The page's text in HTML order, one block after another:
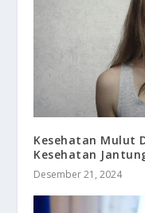
Kesehatan Mulut
Kesehatan
Desember 21, 2024